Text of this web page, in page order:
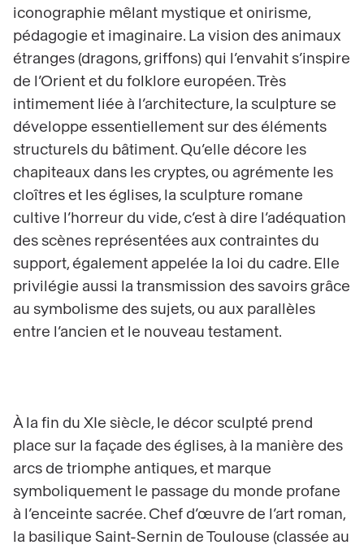
iconographie mêlant mystique et onirisme,
pédagogie et imaginaire. La vision des animaux
étranges (dragons, griffons) qui l’envahit s’inspire
de l’Orient et du folklore européen. Très
intimement liée à l’architecture, la sculpture se
développe essentiellement sur des éléments
structurels du bâtiment. Qu’elle décore les
chapiteaux dans les cryptes, ou agrémente les
cloîtres et les églises, la sculpture romane
cultive l’horreur du vide, c’est à dire l’adéquation
des scènes représentées aux contraintes du
support, également appelée la loi du cadre. Elle
privilégie aussi la transmission des savoirs grâce
au symbolisme des sujets, ou aux parallèles
entre l’ancien et le nouveau testament.
À la fin du XIe siècle, le décor sculpté prend
place sur la façade des églises, à la manière des
arcs de triomphe antiques, et marque
symboliquement le passage du monde profane
à l’enceinte sacrée. Chef d’œuvre de l’art roman,
la basilique Saint-Sernin de Toulouse (classée au